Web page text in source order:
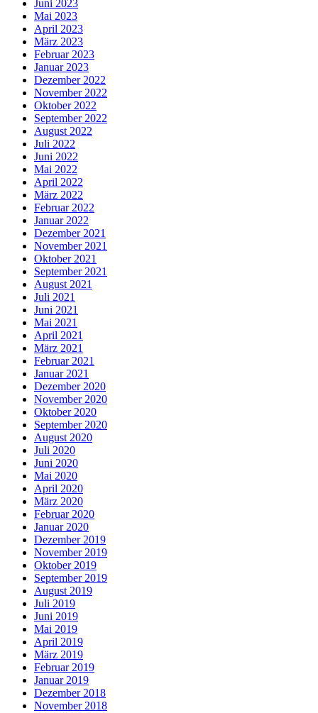
Juni 2023
Mai 2023
April 2023
März 2023
Februar 2023
Januar 2023
Dezember 2022
November 2022
Oktober 2022
September 2022
August 2022
Juli 2022
Juni 2022
Mai 2022
April 2022
März 2022
Februar 2022
Januar 2022
Dezember 2021
November 2021
Oktober 2021
September 2021
August 2021
Juli 2021
Juni 2021
Mai 2021
April 2021
März 2021
Februar 2021
Januar 2021
Dezember 2020
November 2020
Oktober 2020
September 2020
August 2020
Juli 2020
Juni 2020
Mai 2020
April 2020
März 2020
Februar 2020
Januar 2020
Dezember 2019
November 2019
Oktober 2019
September 2019
August 2019
Juli 2019
Juni 2019
Mai 2019
April 2019
März 2019
Februar 2019
Januar 2019
Dezember 2018
November 2018